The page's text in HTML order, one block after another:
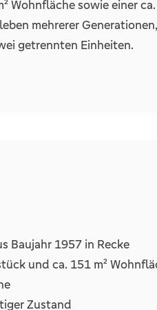
Wohnfläche sowie einer
mehrerer
getrennten Einheiten.
errichtet und 1970 durch
Parken im Alltag
angenehm
geschnitten. Die
Einbauten und praktische
vier Schlafzimmer,
Baujahr 1957 in Recke
und ca. 151 m²
Zustand